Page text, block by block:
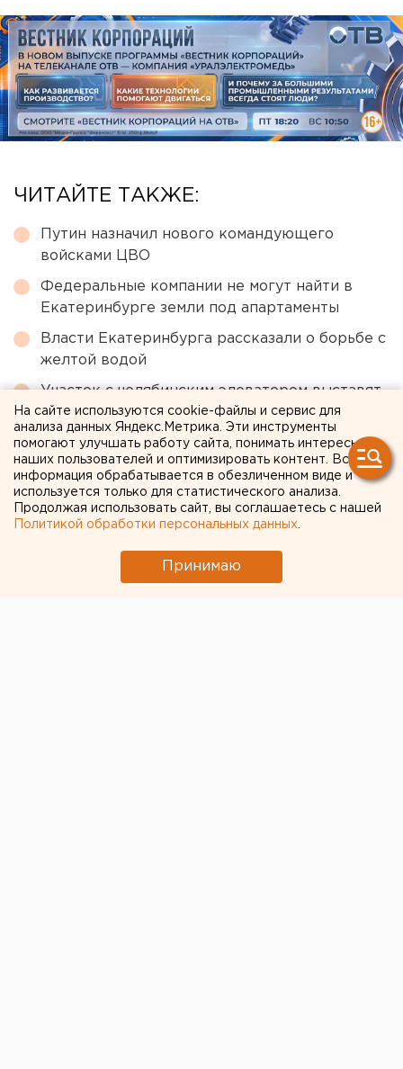
ЧИТАЙТЕ ТАКЖЕ:
Путин назначил нового командующего
войсками ЦВО
Федеральные компании не могут найти в
Екатеринбурге земли под апартаменты
Власти Екатеринбурга рассказали о борьбе с
желтой водой
Участок с челябинским элеватором выставят
на аукцион по КРТ в этом году
Главу узбекской диаспоры в Екатеринбурге
депортировали из России
← НОВОСТИ
ЕАНовости
На сайте используются cookie-файлы и сервис для
анализа данных Яндекс.Метрика. Эти инструменты
помогают улучшать работу сайта, понимать интересы
наших пользователей и оптимизировать контент. Вся
информация обрабатывается в обезличенном виде и
используется только для статистического анализа.
Продолжая использовать сайт, вы соглашаетесь с нашей
Политикой обработки персональных данных
Принимаю